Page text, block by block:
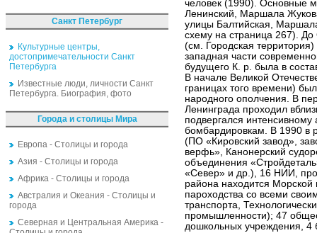
Санкт Петербург
Культурные центры,
достопримечательности Санкт
Петербурга
Известные люди, личности Санкт
Петербурга. Биография, фото
Города и столицы Мира
Европа - Столицы и города
Азия - Столицы и города
Африка - Столицы и города
Австралия и Океания - Столицы и
города
Северная и Центральная Америка -
человек (1990). Основные
Ленинский, Маршала
улицы Балтийская,
схему на страница 267). До
(см. Городская
западная части
будущего К. р. была в
В начале Великой
границах того времени)
народного ополчения. В
Ленинграда проходил
подвергался
бомбардировкам. В 1990 в
(ПО «Кировский завод»,
верфь», Канонерский
объединения
«Север» и др.), 16 НИИ,
района находится Морской
пароходства со всеми
транспорта,
промышленности); 47
дошкольных учреждения, 4